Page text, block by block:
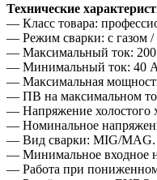
Технические
— Класс товара:
— Режим сварки: с газом /
— Максимальный ток:
— Минимальный ток: 40
— Максимальная
— ПВ на максимальном
— Напряжение холостого
— Номинальное
— Вид сварки: MIG/MAG.
— Минимальное входное
— Работа при